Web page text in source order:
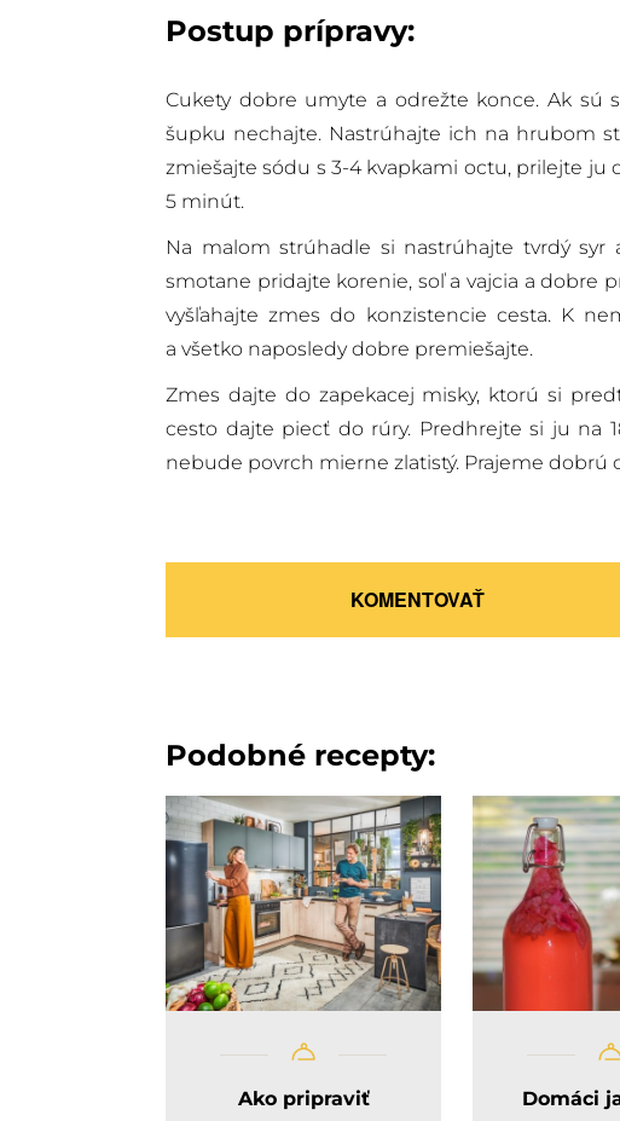
Postup prípravy:
Cukety dobre umyte a odrežte konce. Ak sú
šupku nechajte. Nastrúhajte ich na hrubom
zmiešajte sódu s 3-4 kvapkami octu, prilejte
5 minút.
Na malom strúhadle si nastrúhajte tvrdý syr
smotane pridajte korenie, soľ a vajcia a dobre
vyšľahajte zmes do konzistencie cesta. K
a všetko naposledy dobre premiešajte.
Zmes dajte do zapekacej misky, ktorú si
cesto dajte piecť do rúry. Predhrejte si ju na
nebude povrch mierne zlatistý. Prajeme dobrú
KOMENTOVAŤ
Podobné recepty:
Ako pripraviť
Domáci